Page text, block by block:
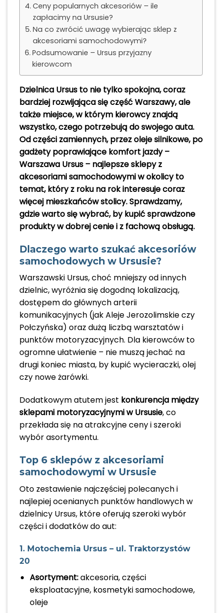
Ceny popularnych akcesoriów – ile
zapłacimy na Ursusie?
Na co zwrócić uwagę wybierając sklep z
akcesoriami samochodowymi?
Podsumowanie – Ursus przyjazny
kierowcom
Dzielnica Ursus to nie tylko spokojna, coraz
bardziej rozwijająca się część Warszawy, ale
także miejsce, w którym kierowcy znajdą
wszystko, czego potrzebują do swojego auta.
Od części zamiennych, przez oleje silnikowe, po
gadżety poprawiające komfort jazdy –
Warszawa Ursus – najlepsze sklepy z
akcesoriami samochodowymi w okolicy to
temat, który z roku na rok interesuje coraz
więcej mieszkańców stolicy. Sprawdzamy,
gdzie warto się wybrać, by kupić sprawdzone
produkty w dobrej cenie i z fachową obsługą.
Dlaczego warto szukać akcesoriów
samochodowych w Ursusie?
Warszawski Ursus, choć mniejszy od innych
dzielnic, wyróżnia się dogodną lokalizacją,
dostępem do głównych arterii
komunikacyjnych (jak Aleje Jerozolimskie czy
Połczyńska) oraz dużą liczbą warsztatów i
punktów motoryzacyjnych. Dla kierowców to
ogromne ułatwienie – nie muszą jechać na
drugi koniec miasta, by kupić wycieraczki, olej
czy nowe żarówki.
Dodatkowym atutem jest konkurencja między
sklepami motoryzacyjnymi w Ursusie, co
przekłada się na atrakcyjne ceny i szeroki
wybór asortymentu.
Top 6 sklepów z akcesoriami
samochodowymi w Ursusie
Oto zestawienie najczęściej polecanych i
najlepiej ocenianych punktów handlowych w
dzielnicy Ursus, które oferują szeroki wybór
części i dodatków do aut:
1. Motochemia Ursus – ul. Traktorzystów
20
Asortyment:akcesoria, części
eksploatacyjne, kosmetyki samochodowe,
oleje